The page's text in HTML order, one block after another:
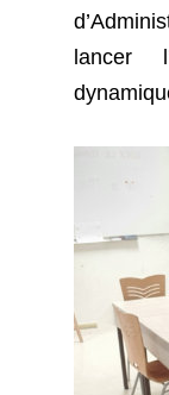
lancer